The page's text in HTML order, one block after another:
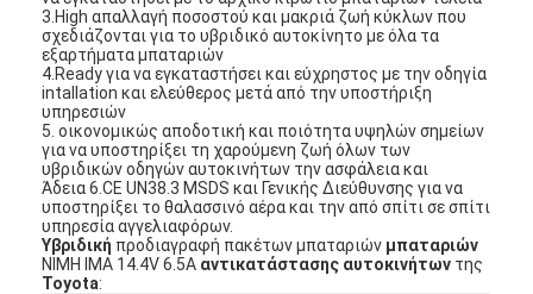
3.High απαλλαγή ποσοστού και μακριά ζωή κύκλων που
σχεδιάζονται για το υβριδικό αυτοκίνητο με όλα τα
εξαρτήματα μπαταριών
4.Ready για να εγκαταστήσει και εύχρηστος με την οδηγία
intallation και ελεύθερος μετά από την υποστήριξη
υπηρεσιών
5. οικονομικώς αποδοτική και ποιότητα υψηλών σημείων
για να υποστηρίξει τη χαρούμενη ζωή όλων των
υβριδικών οδηγών αυτοκινήτων την ασφάλεια και
Άδεια 6.CE UN38.3 MSDS και Γενικής Διεύθυνσης για να
υποστηρίξει το θαλασσινό αέρα και την από σπίτι σε σπίτι
υπηρεσία αγγελιαφόρων.
Υβριδική προδιαγραφή πακέτων μπαταριών μπαταριών
NIMH IMA 14.4V 6.5A αντικατάστασης αυτοκινήτων της
Toyota: